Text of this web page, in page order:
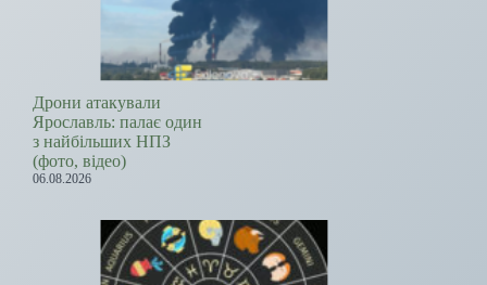
Дрони атакували
Ярославль: палає один
з найбільших НПЗ
(фото, відео)
06.08.2026